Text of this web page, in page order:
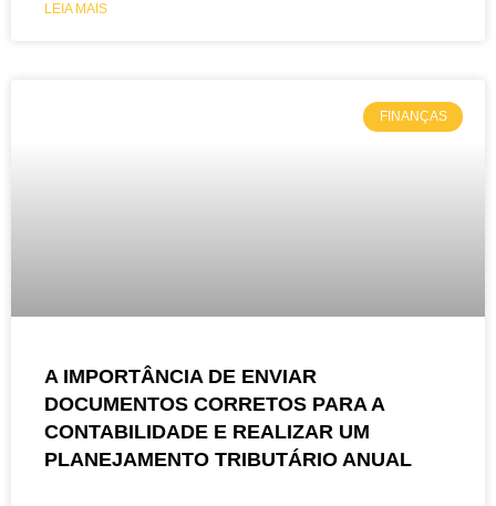
LEIA MAIS
FINANÇAS
A IMPORTÂNCIA DE ENVIAR
DOCUMENTOS CORRETOS PARA A
CONTABILIDADE E REALIZAR UM
PLANEJAMENTO TRIBUTÁRIO ANUAL